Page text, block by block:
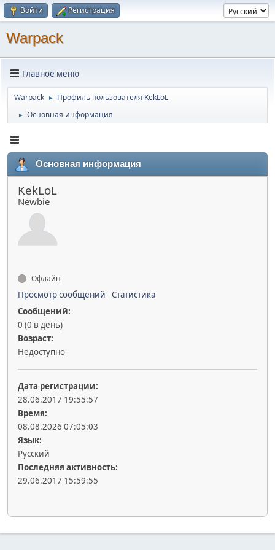
Войти Регистрация
Warpack
Главное меню
Warpack ► Профиль пользователя KekLoL
► Основная информация
Основная информация
KekLoL
Newbie
Офлайн
Просмотр сообщений
Статистика
Сообщений:
0 (0 в день)
Возраст:
Недоступно
Дата регистрации:
28.06.2017 19:55:57
Время:
08.08.2026 07:05:03
Язык:
Русский
Последняя активность:
29.06.2017 15:59:55